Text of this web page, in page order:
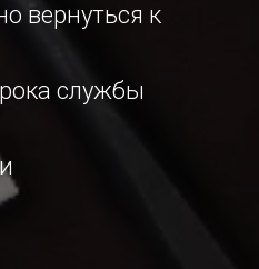
вернуться к
службы